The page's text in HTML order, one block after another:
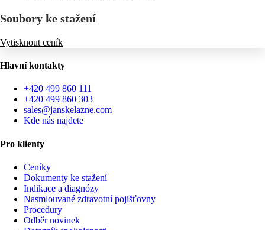
Soubory ke stažení
Vytisknout ceník
Hlavní kontakty
+420 499 860 111
+420 499 860 303
sales@janskelazne.com
Kde nás najdete
Pro klienty
Ceníky
Dokumenty ke stažení
Indikace a diagnózy
Nasmlouvané zdravotní pojišťovny
Procedury
Odběr novinek